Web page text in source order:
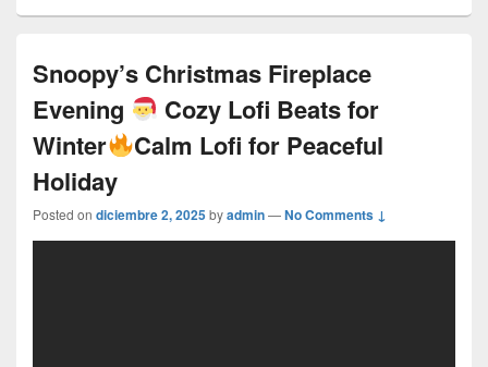
Snoopy’s Christmas Fireplace
Evening
Cozy Lofi Beats for
Winter
Calm Lofi for Peaceful
Holiday
Posted on diciembre 2, 2025byadmin—No Comments ↓